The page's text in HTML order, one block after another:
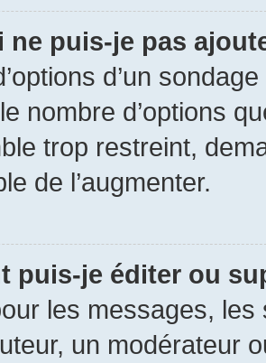
ne puis-je pas
d’un
nombre d’options
trop restreint,
de l’augmenter.
puis-je éditer ou
les messages,
un modérateur